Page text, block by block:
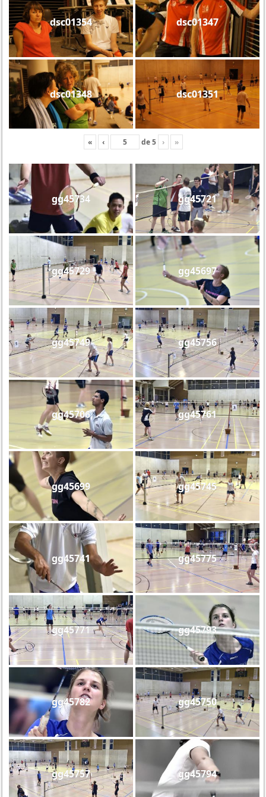
dsc01354 dsc01347
dsc01348 dsc01351
« ‹ de5 › »
gg45734 gg45721
gg45729 gg45697
gg45749 gg45756
gg45706 gg45761
gg45699 gg45745
gg45741 gg45775
gg45771 gg45793
gg45782 gg45750
gg45757 gg45794